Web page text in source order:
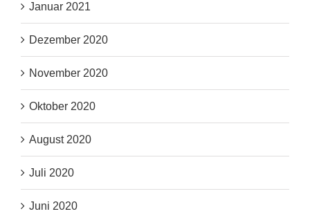
Januar 2021
Dezember 2020
November 2020
Oktober 2020
August 2020
Juli 2020
Juni 2020